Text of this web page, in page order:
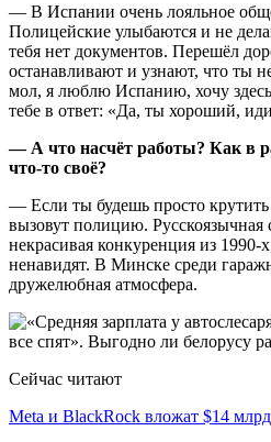
— В Испании очень лояльное
Полицейские улыбаются и не
тебя нет документов. Перешёл
останавливают и узнают, что ты
мол, я люблю Испанию, хочу
тебе в ответ: «Да, ты хороший,
— А что насчёт работы? Как в
что-то своё?
— Если ты будешь просто
вызовут полицию. Русскоязычная
некрасивая конкуренция из 1990-
ненавидят. В Минске среди
дружелюбная атмосфера.
Сейчас читают
Meta и BlackRock вложат $14